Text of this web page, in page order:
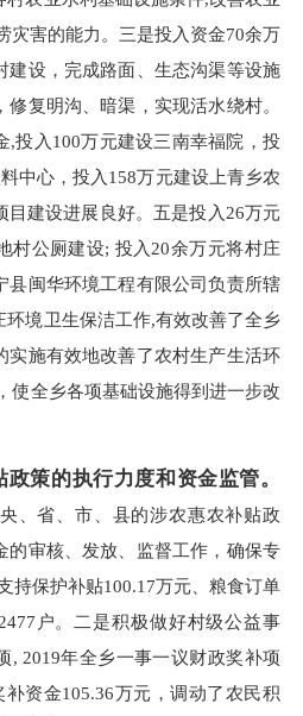
灾害的能力。三是投入资金70余万
建设，完成路面、生态沟渠等设施
复明沟、暗渠，实现活水绕村。
,投入100万元建设三南幸福院，投
中心，投入158万元建设上青乡农
目建设进展良好。五是投入26万元
村公厕建设; 投入20余万元将村庄
县闽华环境工程有限公司负责所辖
环境卫生保洁工作,有效改善了全乡
实施有效地改善了农村生产生活环
使全乡各项基础设施得到进一步改
策的执行力度和资金监管。
、省、市、县的涉农惠农补贴政
的审核、发放、监督工作，确保专
持保护补贴100.17万元、粮食订单
户。二是积极做好村级公益事
, 2019年全乡一事一议财政奖补项
资金105.36万元，调动了农民积